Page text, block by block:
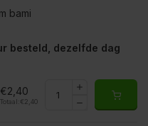
bami
besteld, dezelfde dag
€2,40
Totaal: €2,40